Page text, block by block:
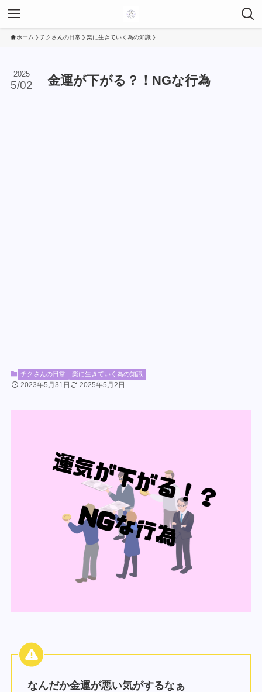
ホーム チクさんの日常 楽に生きていく為の知識
金運が下がる？！NGな行為
2025
5/02
チクさんの日常 楽に生きていく為の知識
2023年5月31日 2025年5月2日
なんだか金運が悪い気がするなぁ